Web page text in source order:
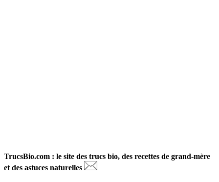
TrucsBio.com : le site des trucs bio, des recettes de grand-mère
et des astuces naturelles